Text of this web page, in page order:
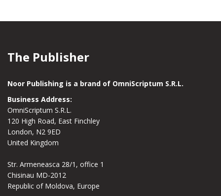
The Publisher
Noor Publishing is a brand of OmniScriptum S.R.L.
Business Address:
OmniScriptum S.R.L.
120 High Road, East Finchley
London, N2 9ED
United Kingdom
Str. Armeneasca 28/1, office 1
Chisinau MD-2012
Republic of Moldova, Europe